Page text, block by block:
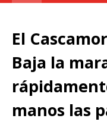
El
Baja la
manos las